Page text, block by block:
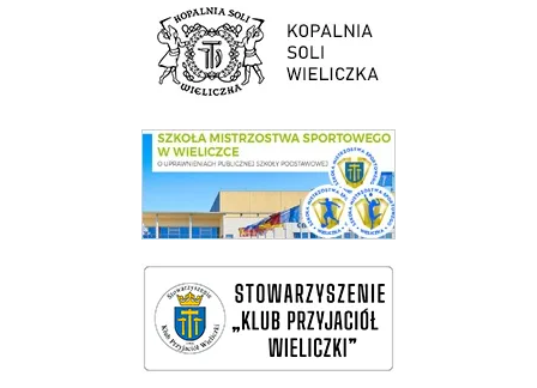
link do strony Kopalni Soli Wieliczka
link do SMS Wieliczka
wieliczka-wieliczanie na bis